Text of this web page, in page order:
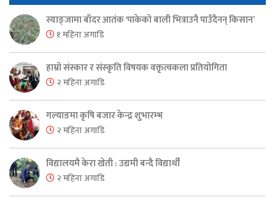
स्याङ्जामा बाँदर आतंक ‘पाकेको बाली भित्राउनै पाउँदैनन् किसान’
१ महिना अगाडि
हाम्रो संस्कार र संस्कृति विषयक वक्तृत्वकला प्रतियोगिता
२ महिना अगाडि
गल्याङमा कृषि बजार केन्द्र शुभारम्भ
२ महिना अगाडि
विद्यालयमै केरा खेती : उद्यमी बन्दै विद्यार्थी
२ महिना अगाडि